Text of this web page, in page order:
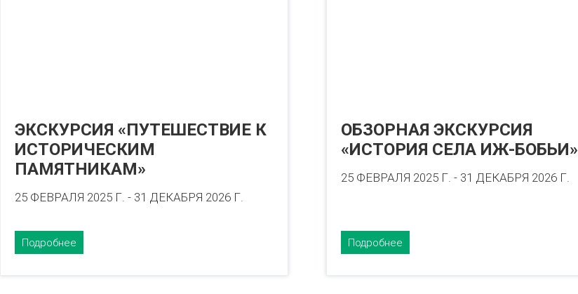
ЭКСКУРСИЯ «ПУТЕШЕСТВИЕ К
ИСТОРИЧЕСКИМ
ПАМЯТНИКАМ»
25 ФЕВРАЛЯ 2025 Г. - 31 ДЕКАБРЯ 2026 Г.
Подробнее
ОБЗОРНАЯ ЭКСКУРСИЯ
«ИСТОРИЯ СЕЛА ИЖ-БОБЬИ»
25 ФЕВРАЛЯ 2025 Г. - 31 ДЕКАБРЯ 2026 Г.
Подробнее